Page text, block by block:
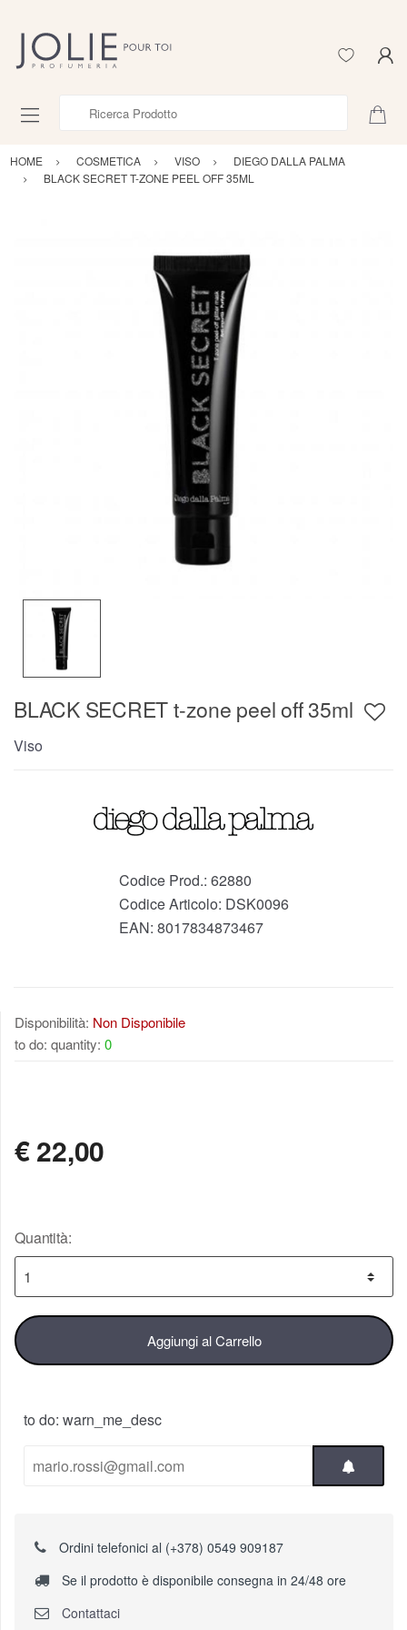
HOME COSMETICA VISO
DIEGO DALLA PALMA
BLACK SECRET T-ZONE PEEL OFF 35ML
BLACK SECRET t-zone peel off 35ml
Viso
Codice Prod.: 62880
Codice Articolo: DSK0096
EAN: 8017834873467
Disponibilità: Non Disponibile
to do: quantity: 0
€22,00
Quantità:
Aggiungi al Carrello
to do: warn_me_desc
Ordini telefonici al (+378) 0549 909187
Se il prodotto è disponibile consegna in 24/48 ore
Contattaci